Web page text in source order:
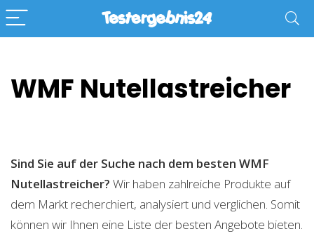
WMF Nutellastreicher
Sind Sie auf der Suche nach dem besten WMF
Nutellastreicher? Wir haben zahlreiche Produkte auf
dem Markt recherchiert, analysiert und verglichen. Somit
können wir Ihnen eine Liste der besten Angebote bieten.